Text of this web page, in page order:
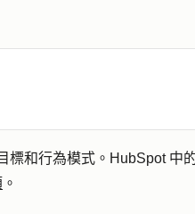
標和行為模式。HubSpot 中
。